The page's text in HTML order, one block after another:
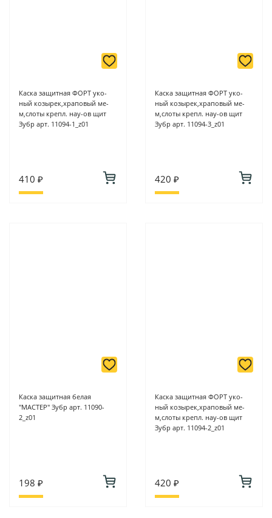
Каска защитная ФОРТ уко-
ный козырек,храповый ме-
м,слоты крепл. нау-ов щит
Зубр арт. 11094-1_z01
410 ₽
Каска защитная ФОРТ уко-
ный козырек,храповый ме-
м,слоты крепл. нау-ов щит
Зубр арт. 11094-3_z01
420 ₽
Каска защитная белая
"МАСТЕР" Зубр арт. 11090-
2_z01
198 ₽
Каска защитная ФОРТ уко-
ный козырек,храповый ме-
м,слоты крепл. нау-ов щит
Зубр арт. 11094-2_z01
420 ₽